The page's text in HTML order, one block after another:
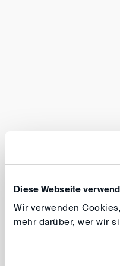
Diese Webseite
Wir verwenden
mehr darüber, wer wir